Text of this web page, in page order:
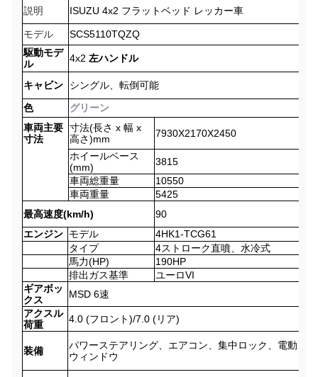
説明 ISUZU 4x2 フラットベッド レッカー車
モデル
SCS5110TQZQ
駆動モデ
ル
4x2 左ハンドル
キャビン
シングル、転倒可能
色
グリーン
車両主要
寸法
寸法(長さ x 幅 x
高さ)mm
7930X2170X2450
ホイールベース
(mm)
3815
車両総重量
10550
車両重量
5425
最高速度(km/h)
90
エンジン モデル
4HK1-TCG61
タイプ
4ストローク直噴、水冷式
馬力(HP)
190HP
排出ガス基準
ユーロVI
ギアボッ
クス
MSD 6速
アクスル
荷重
4.0 (フロント)/7.0 (リア)
装備
パワーステアリング、エアコン、集中ロック、電動
ウィンドウ